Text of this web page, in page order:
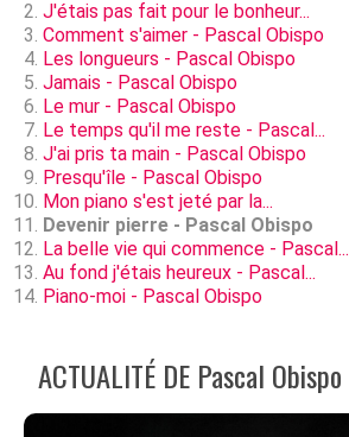
J'étais pas fait pour le bonheur...
Comment s'aimer - Pascal Obispo
Les longueurs - Pascal Obispo
Jamais - Pascal Obispo
Le mur - Pascal Obispo
Le temps qu'il me reste - Pascal...
J'ai pris ta main - Pascal Obispo
Presqu'île - Pascal Obispo
Mon piano s'est jeté par la...
Devenir pierre - Pascal Obispo
La belle vie qui commence - Pascal...
Au fond j'étais heureux - Pascal...
Piano-moi - Pascal Obispo
ACTUALITÉ DE Pascal Obispo